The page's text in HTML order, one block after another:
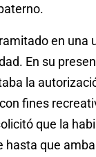
en una
En su
la
fines
que la
hasta que